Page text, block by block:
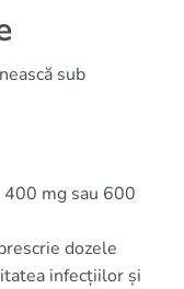
sub
mg sau 600
dozele
infecțiilor și